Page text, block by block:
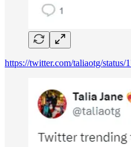
https://twitter.com/taliaotg/status/